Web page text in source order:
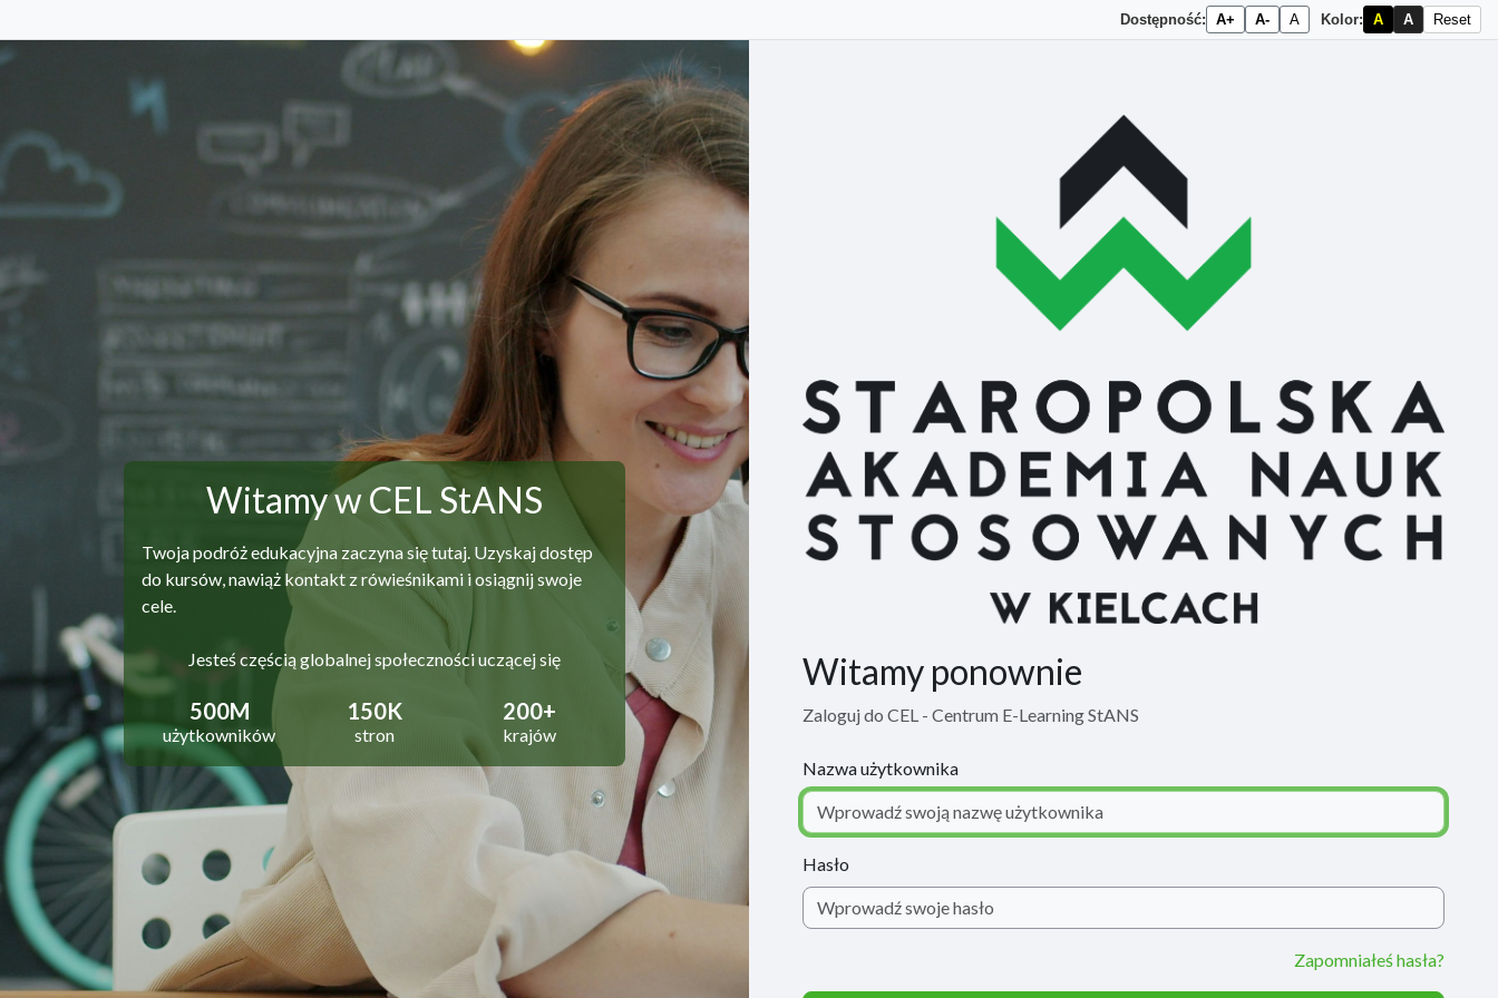
Dostępność: A+ A- A Kolor: A A Reset
Przejdź do głównej zawartości
Witamy w CEL StANS
Twoja podróż edukacyjna zaczyna się tutaj. Uzyskaj dostęp
do kursów, nawiąż kontakt z rówieśnikami i osiągnij swoje
cele.
Jesteś częścią globalnej społeczności uczącej się
500M
użytkowników
150K
stron
200+
krajów
Witamy ponownie
Zaloguj do CEL - Centrum E-Learning StANS
Nazwa użytkownika
Hasło
Zapomniałeś hasła?